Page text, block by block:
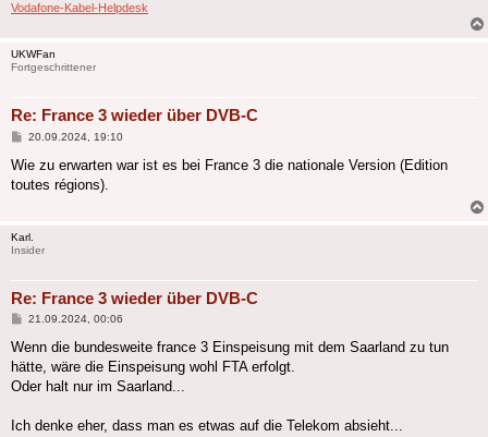
Vodafone-Kabel-Helpdesk
UKWFan
Fortgeschrittener
Re: France 3 wieder über DVB-C
Beitrag
20.09.2024, 19:10
Wie zu erwarten war ist es bei France 3 die nationale Version (Edition
toutes régions).
Karl.
Insider
Re: France 3 wieder über DVB-C
Beitrag
21.09.2024, 00:06
Wenn die bundesweite france 3 Einspeisung mit dem Saarland zu tun
hätte, wäre die Einspeisung wohl FTA erfolgt.
Oder halt nur im Saarland...
Ich denke eher, dass man es etwas auf die Telekom absieht...